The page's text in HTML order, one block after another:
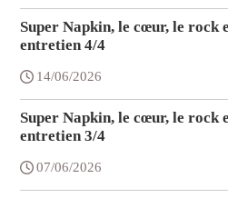
Super Napkin, le cœur, le rock
entretien 4/4
14/06/2026
Super Napkin, le cœur, le rock
entretien 3/4
07/06/2026